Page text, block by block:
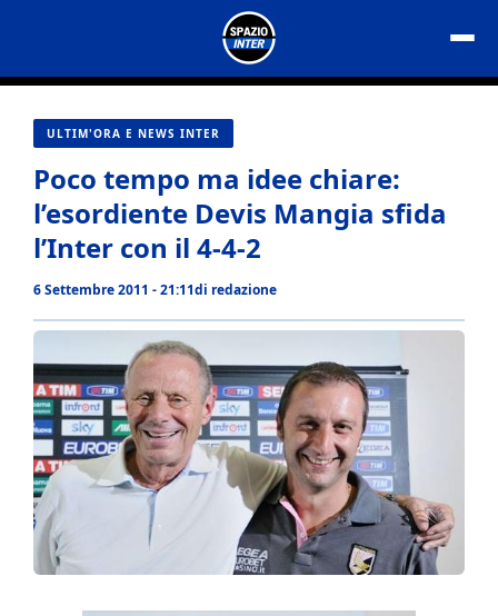
contenuto
ULTIM'ORA E NEWS INTER
Poco tempo ma idee chiare:
l’esordiente Devis Mangia sfida
l’Inter con il 4-4-2
6 Settembre 2011 - 21:11di redazione